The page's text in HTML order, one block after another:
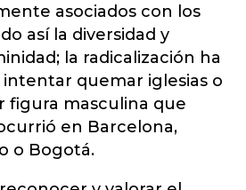
asociados con los
así la diversidad y
la radicalización ha
intentar quemar iglesias o
figura masculina que
en Barcelona,
o Bogotá.